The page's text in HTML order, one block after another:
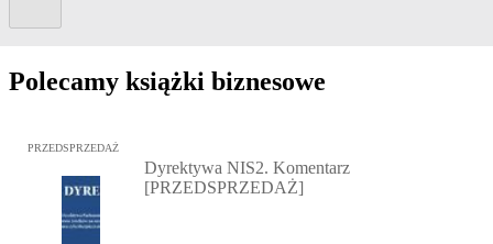
Polecamy książki biznesowe
Przejdź do: Dyrektywa NIS2. Komentarz [PRZEDSPRZEDAŻ],
PRZEDSPRZEDAŻ
Dyrektywa NIS2. Komentarz
[PRZEDSPRZEDAŻ]